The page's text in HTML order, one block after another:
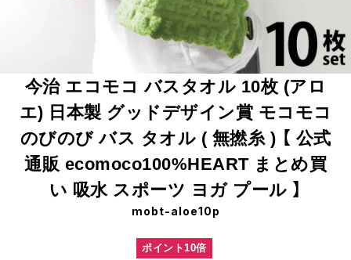
今治 エコモコ バスタオル 10枚 (アロ
エ) 日本製 グッドデザイン賞 モコモコ
のびのび バス タオル ( 無撚糸 ) 【 公式
通販 ecomoco100%HEART まとめ買
い 吸水 スポーツ ヨガ プール 】
mobt-aloe10p
ポイント10倍